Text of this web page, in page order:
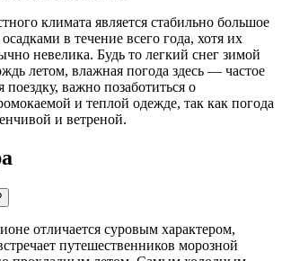
климата является стабильно большое
в течение всего года, хотя их
невелика. Будь то легкий снег зимой
летом, влажная погода здесь — частое
важно позаботиться о
и теплой одежде, так как погода
и ветреной.
отличается суровым характером,
путешественников морозной